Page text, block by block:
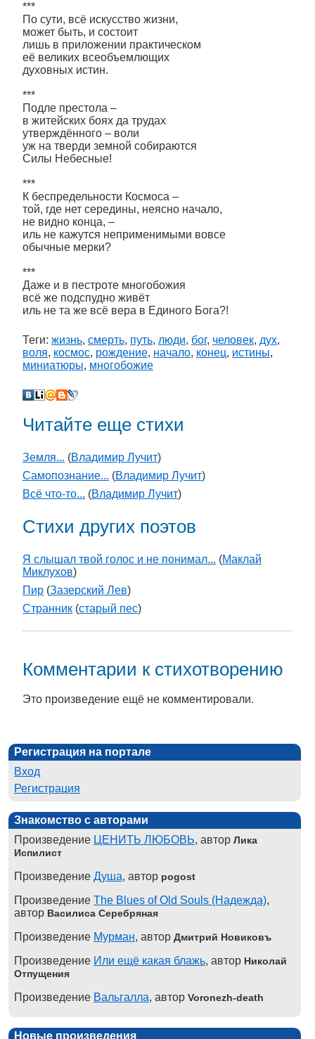
***
По сути, всё искусство жизни,
может быть, и состоит
лишь в приложении практическом
её великих всеобъемлющих
духовных истин.
***
Подле престола –
в житейских боях да трудах
утверждённого – воли
уж на тверди земной собираются
Силы Небесные!
***
К беспредельности Космоса –
той, где нет середины, неясно начало,
не видно конца, –
иль не кажутся неприменимыми вовсе
обычные мерки?
***
Даже и в пестроте многобожия
всё же подспудно живёт
иль не та же всё вера в Единого Бога?!
Теги: жизнь, смерть, путь, люди, бог, человек, дух,
воля, космос, рождение, начало, конец, истины,
миниатюры, многобожие
Читайте еще стихи
Земля... (Владимир Лучит)
Самопознание... (Владимир Лучит)
Всё что-то... (Владимир Лучит)
Стихи других поэтов
Я слышал твой голос и не понимал... (Маклай
Миклухов)
Пир (Зазерский Лев)
Странник (старый пес)
Комментарии к стихотворению
Это произведение ещё не комментировали.
Регистрация на портале
Вход
Регистрация
Знакомство с авторами
Произведение ЦЕНИТЬ ЛЮБОВЬ, автор Лика
Испилист
Произведение Душа, автор pogost
Произведение The Blues of Old Souls (Надежда),
автор Василиса Серебряная
Произведение Мурман, автор Дмитрий Новиковъ
Произведение Или ещё какая блажь, автор Николай
Отпущения
Произведение Вальгалла, автор Voronezh-death
Новые произведения